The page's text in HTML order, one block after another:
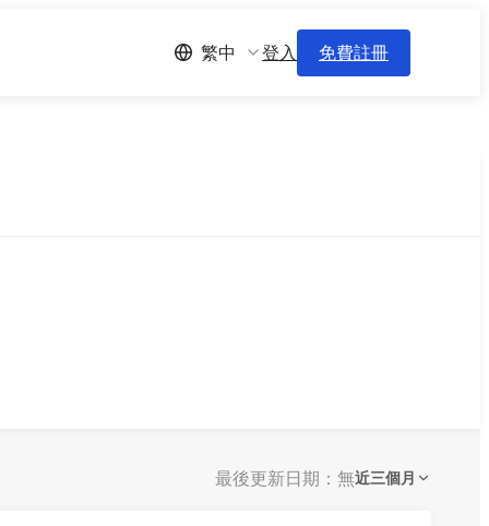
繁中 登入 免費註冊
最後更新日期：無近三個月